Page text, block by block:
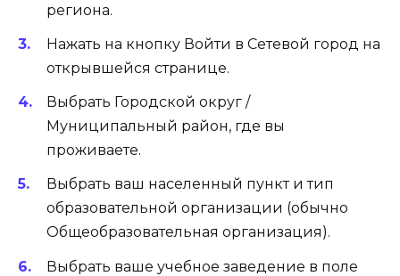
региона.
Нажать на кнопку Войти в Сетевой город на
открывшейся странице.
Выбрать Городской округ /
Муниципальный район, где вы
проживаете.
Выбрать ваш населенный пункт и тип
образовательной организации (обычно
Общеобразовательная организация).
Выбрать ваше учебное заведение в поле